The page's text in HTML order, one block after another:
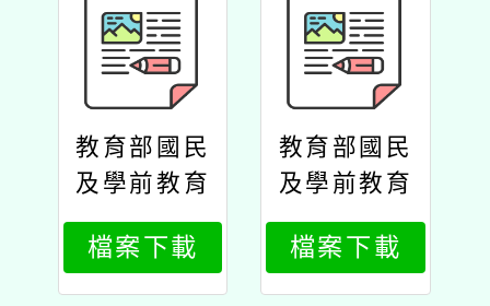
教育部國民
及學前教育
署高級中等
學校教師本
土語文認證
檔案下載
教育部國民
及學前教育
署高級中等
學校教師本
土語文認證
檔案下載